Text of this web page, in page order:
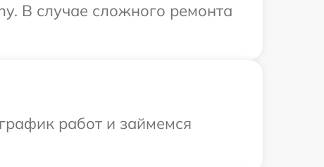
В случае сложного ремонта
работ и займемся